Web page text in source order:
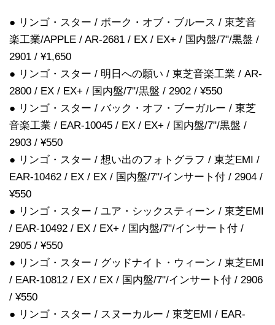
● リンゴ・スター / ボーク・オブ・ブルース / 東芝音
楽工業/APPLE / AR-2681 / EX / EX+ / 国内盤/7"/黒盤 /
2901 / ¥1,650
● リンゴ・スター / 明日への願い / 東芝音楽工業 / AR-
2800 / EX / EX+ / 国内盤/7"/黒盤 / 2902 / ¥550
● リンゴ・スター / バック・オフ・ブーガルー / 東芝
音楽工業 / EAR-10045 / EX / EX+ / 国内盤/7"/黒盤 /
2903 / ¥550
● リンゴ・スター / 想い出のフォトグラフ / 東芝EMI /
EAR-10462 / EX / EX / 国内盤/7"/インサート付 / 2904 /
¥550
● リンゴ・スター / ユア・シックスティーン / 東芝EMI
/ EAR-10492 / EX / EX+ / 国内盤/7"/インサート付 /
2905 / ¥550
● リンゴ・スター / グッドナイト・ウィーン / 東芝EMI
/ EAR-10812 / EX / EX / 国内盤/7"/インサート付 / 2906
/ ¥550
● リンゴ・スター / スヌーカルー / 東芝EMI / EAR-